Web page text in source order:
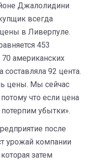
Джалолидини
всегда
в Ливерпуле.
453
американских
92 цента.
цены. Мы сейчас
что если цена
убытки».
после
урожай компании
затем